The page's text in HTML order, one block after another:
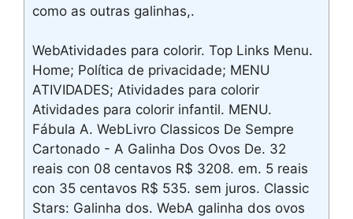
como as outras galinhas,.
WebAtividades para colorir. Top Links Menu.
Home; Política de privacidade; MENU
ATIVIDADES; Atividades para colorir
Atividades para colorir infantil. MENU.
Fábula A. WebLivro Classicos De Sempre
Cartonado - A Galinha Dos Ovos De. 32
reais con 08 centavos R$ 3208. em. 5 reais
con 35 centavos R$ 535. sem juros. Classic
Stars: Galinha dos. WebA galinha dos ovos